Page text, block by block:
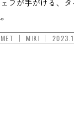
フが手がける、
MIKI